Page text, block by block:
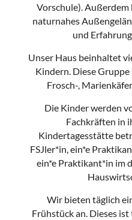
Vorschule).
naturnahes
und
Unser Haus beinhaltet
Kindern. Diese
Frosch-,
Die Kinder werden
Fachkräften in
Kindertagesstätte
FSJler*in, ein*e
ein*e Praktikant*in im
Wir bieten täglich
Frühstück an. Dieses